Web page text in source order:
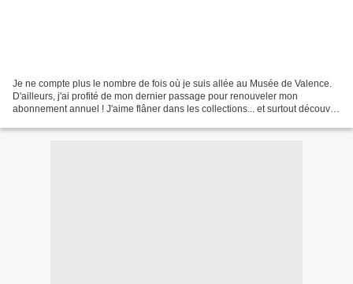
Je ne compte plus le nombre de fois où je suis allée au Musée de Valence.
D'ailleurs, j'ai profité de mon dernier passage pour renouveler mon
abonnement annuel ! J'aime flâner dans les collections... et surtout découvrir